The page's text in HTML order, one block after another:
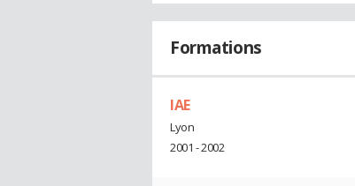
Formations
IAE
Lyon
2001 - 2002